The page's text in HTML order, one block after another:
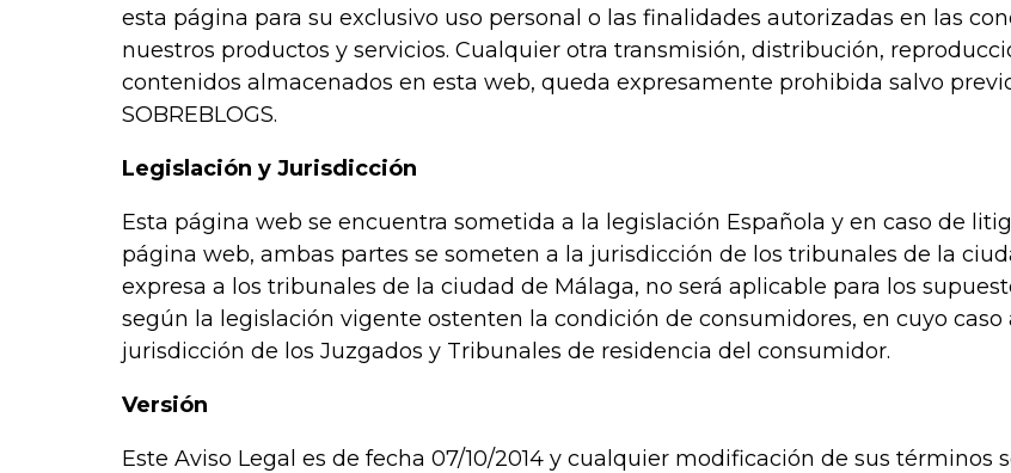
esta página para su exclusivo uso personal o las finalidades autorizadas en las
nuestros productos y servicios. Cualquier otra transmisión, distribución,
contenidos almacenados en esta web, queda expresamente prohibida salvo
SOBREBLOGS.
Legislación y Jurisdicción
Esta página web se encuentra sometida a la legislación Española y en caso de
página web, ambas partes se someten a la jurisdicción de los tribunales de la
expresa a los tribunales de la ciudad de Málaga, no será aplicable para los
según la legislación vigente ostenten la condición de consumidores, en cuyo
jurisdicción de los Juzgados y Tribunales de residencia del consumidor.
Versión
Este Aviso Legal es de fecha 07/10/2014 y cualquier modificación de sus términos